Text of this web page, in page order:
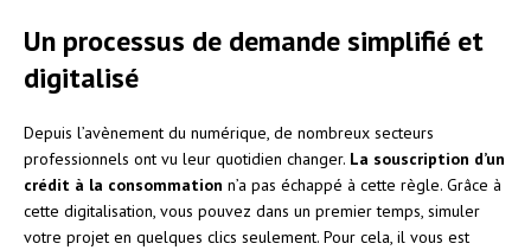
Un processus de demande simplifié et
digitalisé
Depuis l’avènement du numérique, de nombreux secteurs
professionnels ont vu leur quotidien changer. La souscription d’un
crédit à la consommation n’a pas échappé à cette règle. Grâce à
cette digitalisation, vous pouvez dans un premier temps, simuler
votre projet en quelques clics seulement. Pour cela, il vous est